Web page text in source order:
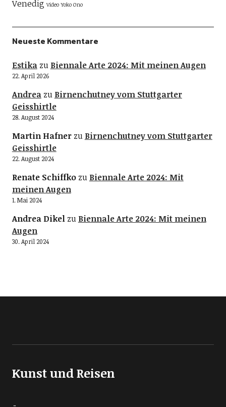
Venedig Video Yoko Ono
Neueste Kommentare
Estikazu Biennale Arte 2024: Mit meinen Augen
22. April 2026
Andreazu Birnenchutney vom Stuttgarter
Geisshirtle
28. August 2024
Martin Hafnerzu Birnenchutney vom Stuttgarter
Geisshirtle
22. August 2024
Renate Schiffkozu Biennale Arte 2024: Mit
meinen Augen
1. Mai 2024
Andrea Dikelzu Biennale Arte 2024: Mit meinen
Augen
30. April 2024
Kunst und Reisen